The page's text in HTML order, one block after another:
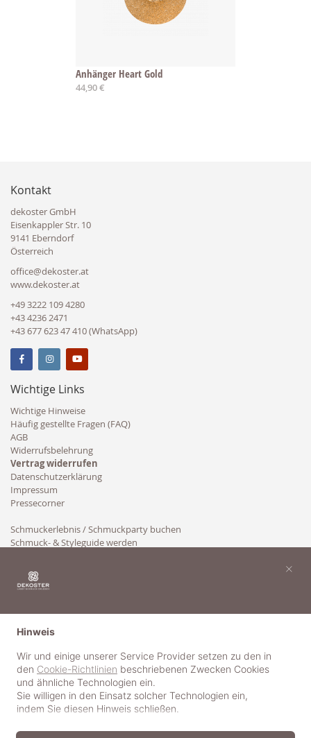
Anhänger Heart Gold
44,90 €
Kontakt
dekoster GmbH
Eisenkappler Str. 10
9141 Eberndorf
Österreich
office@dekoster.at
www.dekoster.at
+49 3222 109 4280
+43 4236 2471
+43 677 623 47 410 (WhatsApp)
Wichtige Links
Wichtige Hinweise
Häufig gestellte Fragen (FAQ)
AGB
Widerrufsbelehrung
Vertrag widerrufen
Datenschutzerklärung
Impressum
Pressecorner
Schmuckerlebnis / Schmuckparty buchen
Schmuck- & Styleguide werden
Hinweis
Wir und einige unserer Service Provider setzen zu den in
den Cookie-Richtlinien beschriebenen Zwecken Cookies
und ähnliche Technologien ein.
Sie willigen in den Einsatz solcher Technologien ein,
indem Sie diesen Hinweis schließen.
×